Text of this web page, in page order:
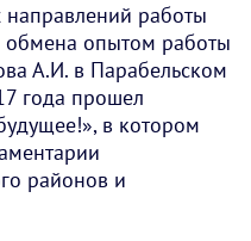
работы
опытом работы
А.И. в Парабельском
года прошел
в котором
районов и